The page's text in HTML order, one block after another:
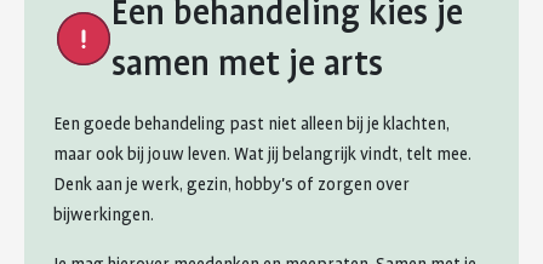
Een behandeling kies je
samen met je arts
Een goede behandeling past niet alleen bij je klachten,
maar ook bij jouw leven. Wat jij belangrijk vindt, telt mee.
Denk aan je werk, gezin, hobby's of zorgen over
bijwerkingen.